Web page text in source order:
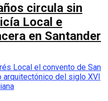
circula sin
Local e
en Santander